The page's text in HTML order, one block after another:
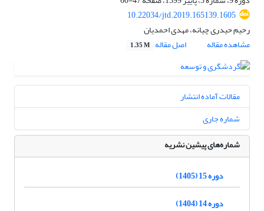
10.22034/jtd.2019.165139.1605
رحیم حیدری چیانه، مهدی احمدیان
مشاهده مقاله
اصل مقاله 1.35 M
مقالات آماده انتشار
شماره جاری
شماره‌های پیشین نشریه
دوره 15 (1405)
دوره 14 (1404)